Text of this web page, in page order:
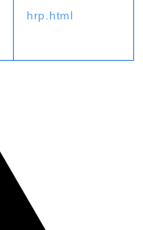
hrp.html